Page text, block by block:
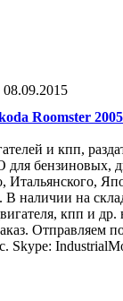
08.09.2015
Roomster
и кпп,
бензиновых,
Итальянского,
В наличии на
кпп и
Отправляем
Skype: